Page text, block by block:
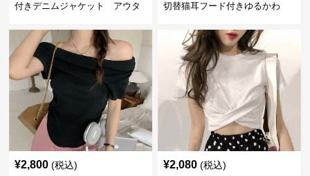
付きデニムジャケット アウタ
切替猫耳フード付きゆるかわ
¥2,800 (税込) ¥2,080 (税込)